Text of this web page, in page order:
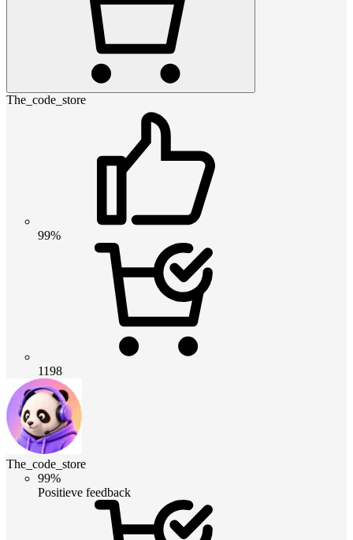
The_code_store
99%
1198
The_code_store
99%
Positieve feedback